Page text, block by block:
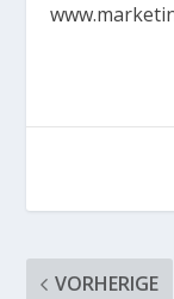
VORHERIGE